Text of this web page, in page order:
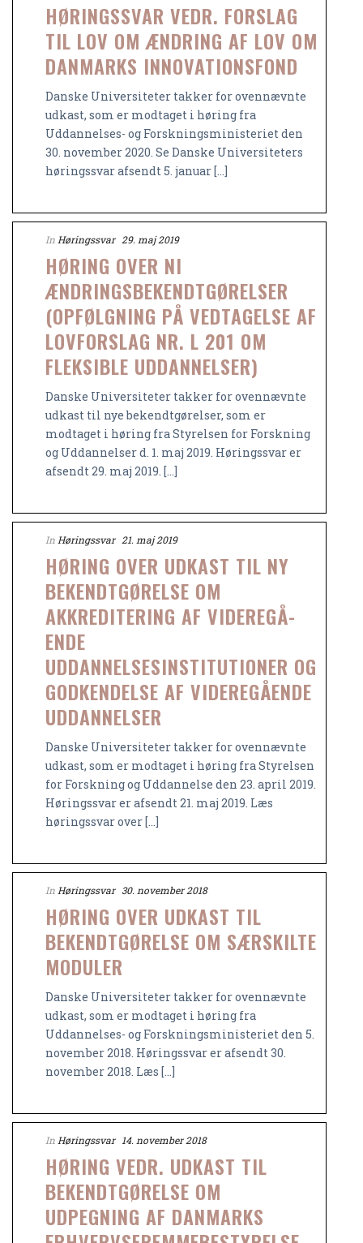
HØRINGSSVAR VEDR. FORSLAG
TIL LOV OM ÆNDRING AF LOV OM
DANMARKS INNOVATIONSFOND
Danske Universiteter takker for ovennævnte
udkast, som er modtaget i høring fra
Uddannelses- og Forskningsministeriet den
30. november 2020. Se Danske Universiteters
høringssvar afsendt 5. januar [...]
In Høringssvar 29. maj 2019
HØRING OVER NI
ÆNDRINGSBEKENDTGØRELSER
(OPFØLGNING PÅ VEDTAGELSE AF
LOVFORSLAG NR. L 201 OM
FLEKSIBLE UDDANNELSER)
Danske Universiteter takker for ovennævnte
udkast til nye bekendtgørelser, som er
modtaget i høring fra Styrelsen for Forskning
og Uddannelser d. 1. maj 2019. Høringssvar er
afsendt 29. maj 2019. [...]
In Høringssvar 21. maj 2019
HØRING OVER UDKAST TIL NY
BEKENDTGØRELSE OM
AKKREDITERING AF VIDEREGÅ­
ENDE
UDDANNELSESINSTITUTIONER OG
GODKENDELSE AF VIDEREGÅENDE
UDDAN­NELSER
Danske Universiteter takker for ovennævnte
udkast, som er modtaget i høring fra Styrelsen
for Forskning og Uddannelse den 23. april 2019.
Høringssvar er afsendt 21. maj 2019. Læs
høringssvar over [...]
In Høringssvar 30. november 2018
HØRING OVER UDKAST TIL
BEKENDTGØRELSE OM SÆRSKILTE
MODULER
Danske Universiteter takker for ovennævnte
udkast, som er modtaget i høring fra
Uddannelses- og Forskningsministeriet den 5.
november 2018. Høringssvar er afsendt 30.
november 2018. Læs [...]
In Høringssvar 14. november 2018
HØRING VEDR. UDKAST TIL
BEKENDTGØRELSE OM
UDPEGNING AF DANMARKS